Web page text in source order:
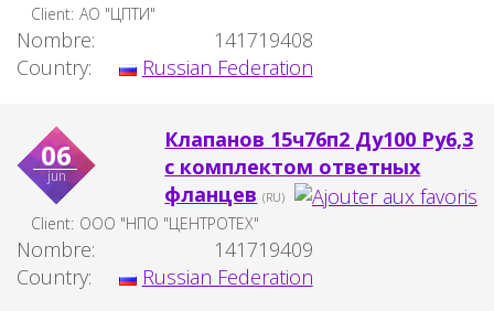
Client: АО "ЦПТИ"
Nombre:
141719408
Country:
Russian Federation
06
jun
Клапанов 15ч76п2 Ду100 Ру6,3
с комплектом ответных
фланцев (RU)
Client: ООО "НПО "ЦЕНТРОТЕХ"
Nombre:
141719409
Country:
Russian Federation